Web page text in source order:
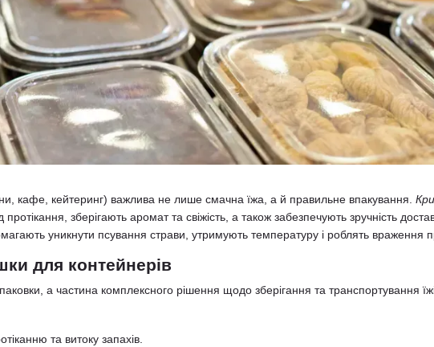
кафе, кейтеринг) важлива не лише смачна їжа, а й правильне впакування.
зберігають аромат та свіжість, а також забезпечують зручність
уникнути псування страви, утримують температуру і роблять враження
для контейнерів
а частина комплексного рішення щодо зберігання та транспортування
та витоку запахів.